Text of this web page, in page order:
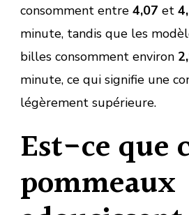
consomment entre 4,07 et
minute, tandis que les
billes consomment environ
minute, ce qui signifie une
légèrement supérieure.
Est-ce que
pommeaux